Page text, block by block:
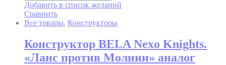
Добавить в список желаний
Сравнить
Все товары, Конструкторы
Конструктор BELA Nexo Knights.
«Ланс против Молнии» аналог